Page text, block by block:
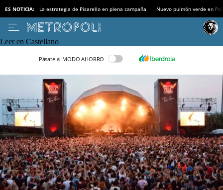
ES NOTICIA: La estrategia de Pisarello en plena campaña Nuevo pulmón verde en
Leer en Castellano
Pásate al MODO AHORRO